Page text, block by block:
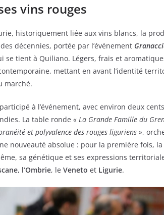
vins rouges
historiquement liée aux vins blancs, la
décennies, portée par l’événement
se tient à Quiliano. Légers, frais et
mettant en avant l’identité
marché.
à l’événement, avec environ deux
La table ronde « La Grande Famille du
et polyvalence des rouges liguriens »,
nouveauté absolue : pour la première fois, la
sa génétique et ses expressions
, l’Ombrie, le Veneto et Ligurie.